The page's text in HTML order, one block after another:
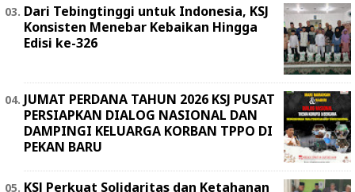
Dari Tebingtinggi untuk Indonesia, KSJ
Konsisten Menebar Kebaikan Hingga
Edisi ke-326
JUMAT PERDANA TAHUN 2026 KSJ PUSAT
PERSIAPKAN DIALOG NASIONAL DAN
DAMPINGI KELUARGA KORBAN TPPO DI
PEKAN BARU
KSJ Perkuat Solidaritas dan Ketahanan